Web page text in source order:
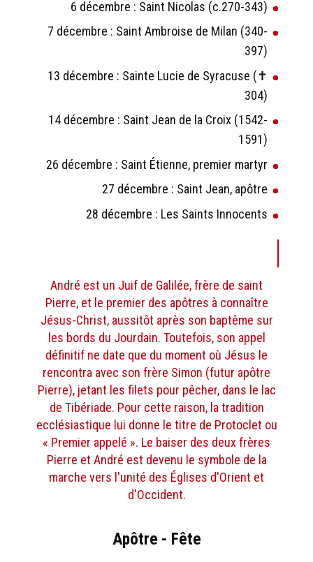
6 décembre : Saint Nicolas (c.270-343)
7 décembre : Saint Ambroise de Milan (340-
397)
13 décembre : Sainte Lucie de Syracuse (✝
304)
14 décembre : Saint Jean de la Croix (1542-
1591)
26 décembre : Saint Étienne, premier martyr
27 décembre : Saint Jean, apôtre
28 décembre : Les Saints Innocents
André est un Juif de Galilée, frère de saint
Pierre, et le premier des apôtres à connaître
Jésus-Christ, aussitôt après son baptême sur
les bords du Jourdain. Toutefois, son appel
définitif ne date que du moment où Jésus le
rencontra avec son frère Simon (futur apôtre
Pierre), jetant les filets pour pêcher, dans le lac
de Tibériade. Pour cette raison, la tradition
ecclésiastique lui donne le titre de Protoclet ou
« Premier appelé ». Le baiser des deux frères
Pierre et André est devenu le symbole de la
marche vers l'unité des Églises d'Orient et
d'Occident.
Apôtre - Fête